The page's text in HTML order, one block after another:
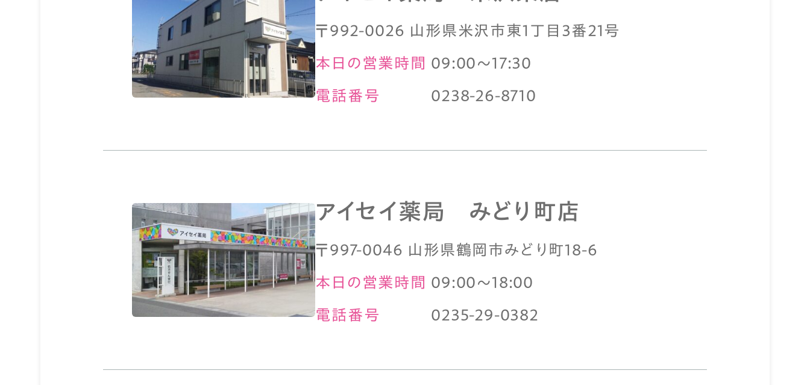
〒992-0026 山形県米沢市東1丁目3番21号
本日の営業時間 09:00～17:30
電話番号 0238-26-8710
アイセイ薬局 みどり町店
〒997-0046 山形県鶴岡市みどり町18-6
本日の営業時間 09:00～18:00
電話番号 0235-29-0382